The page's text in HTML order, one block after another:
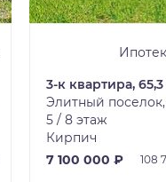
3-к квартира,
Элитный поселок,
5 / 8 этаж
Кирпич
7 100 000 ₽
108